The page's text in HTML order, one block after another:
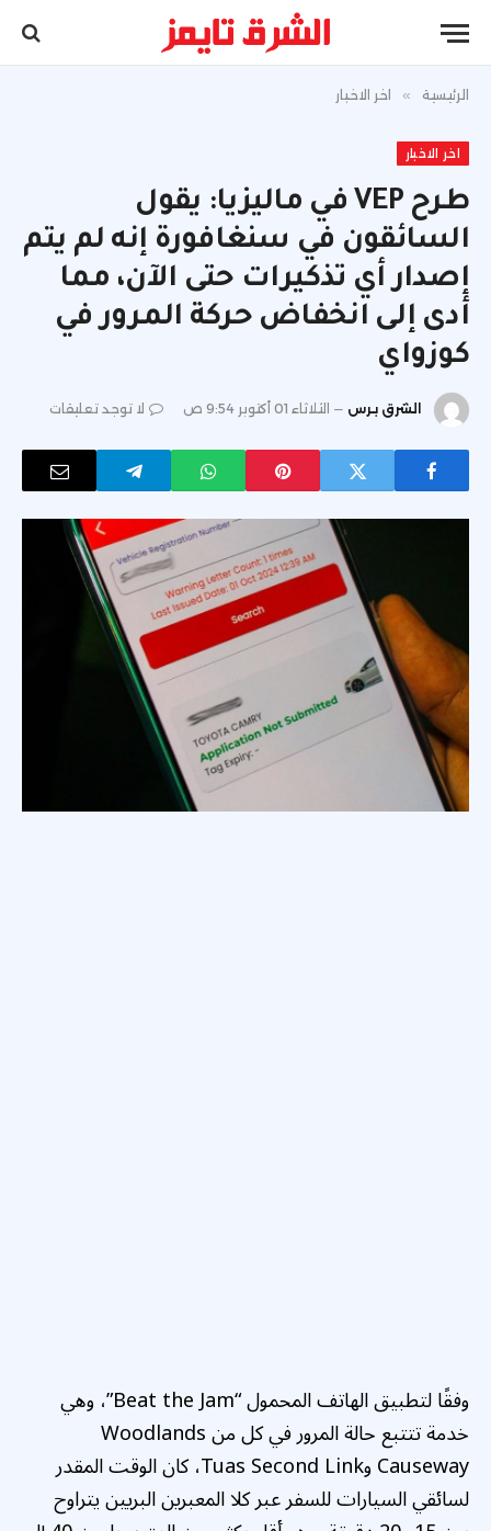
الرئيسية » اخر الاخبار
اخر الاخبار
طرح VEP في ماليزيا: يقول
السائقون في سنغافورة إنه لم يتم
إصدار أي تذكيرات حتى الآن، مما
أدى إلى انخفاض حركة المرور في
كوزواي
الشرق برس الثلاثاء 01 أكتوبر 9:54 ص لا توجد تعليقات
وفقًا لتطبيق الهاتف المحمول “Beat the Jam”، وهي
خدمة تتتبع حالة المرور في كل من Woodlands
Causeway وTuas Second Link، كان الوقت المقدر
لسائقي السيارات للسفر عبر كلا المعبرين البريين يتراوح